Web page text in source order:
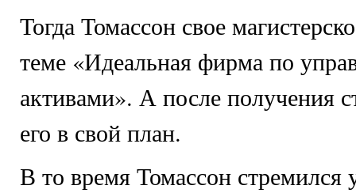
Тогда Томассон свое
теме «Идеальная фирма по
активами». А после получения
его в свой план.
В то время Томассон стремился